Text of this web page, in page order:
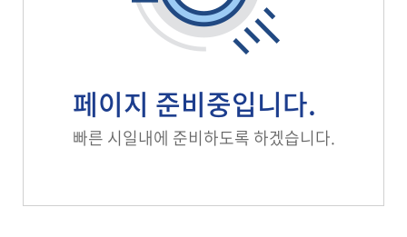
페이지 준비중입니다.
빠른 시일내에 준비하도록 하겠습니다.